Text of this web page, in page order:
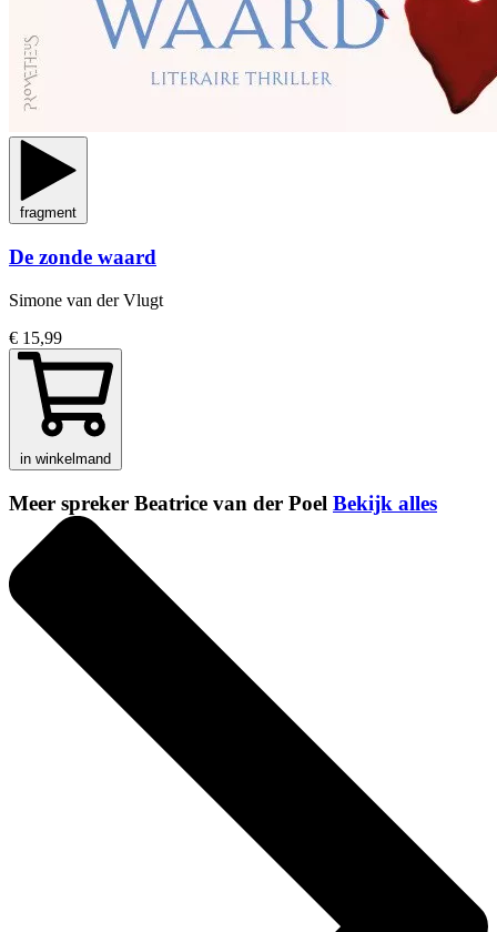
fragment
De zonde waard
Simone van der Vlugt
€ 15,99
in winkelmand
Meer spreker Beatrice van der Poel Bekijk alles